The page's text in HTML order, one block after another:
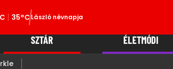
35°CLászló névnapja
SZTÁR ÉLETMÓDI